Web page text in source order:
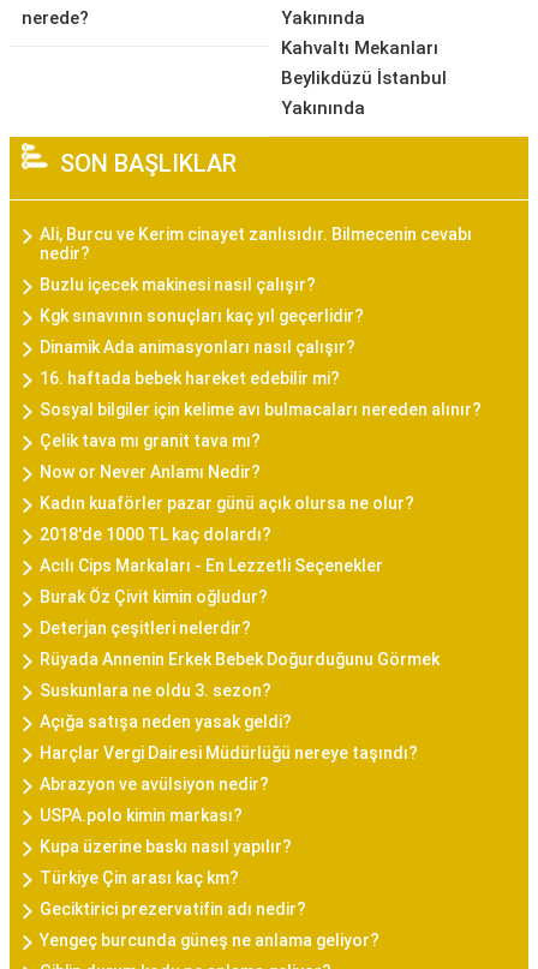
nerede?
Yakınında
Kahvaltı Mekanları
Beylikdüzü İstanbul
Yakınında
SON BAŞLIKLAR
Ali, Burcu ve Kerim cinayet zanlısıdır. Bilmecenin cevabı
nedir?
Buzlu içecek makinesi nasıl çalışır?
Kgk sınavının sonuçları kaç yıl geçerlidir?
Dinamik Ada animasyonları nasıl çalışır?
16. haftada bebek hareket edebilir mi?
Sosyal bilgiler için kelime avı bulmacaları nereden alınır?
Çelik tava mı granit tava mı?
Now or Never Anlamı Nedir?
Kadın kuaförler pazar günü açık olursa ne olur?
2018'de 1000 TL kaç dolardı?
Acılı Cips Markaları - En Lezzetli Seçenekler
Burak Öz Çivit kimin oğludur?
Deterjan çeşitleri nelerdir?
Rüyada Annenin Erkek Bebek Doğurduğunu Görmek
Suskunlara ne oldu 3. sezon?
Açığa satışa neden yasak geldi?
Harçlar Vergi Dairesi Müdürlüğü nereye taşındı?
Abrazyon ve avülsiyon nedir?
USPA.polo kimin markası?
Kupa üzerine baskı nasıl yapılır?
Türkiye Çin arası kaç km?
Geciktirici prezervatifin adı nedir?
Yengeç burcunda güneş ne anlama geliyor?